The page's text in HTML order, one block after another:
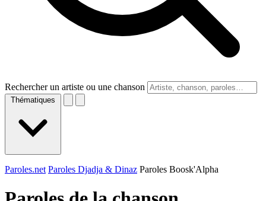
Rechercher un artiste ou une chanson
Thématiques
Paroles.net Paroles Djadja & Dinaz Paroles Boosk'Alpha